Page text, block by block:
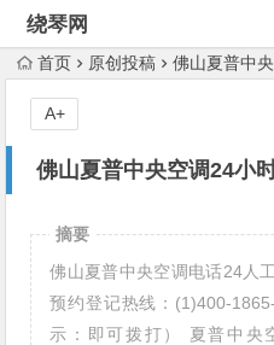
绕琴网
首页 原创投稿 佛山夏普中
佛山夏普中央空调24小
A+
摘要
佛山夏普中央空调电话24人
预约登记热线：(1)400-
示：即可拨打） 夏普中央